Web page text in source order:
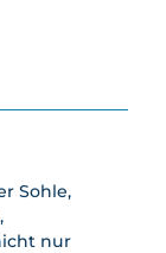
Sohle,
nur